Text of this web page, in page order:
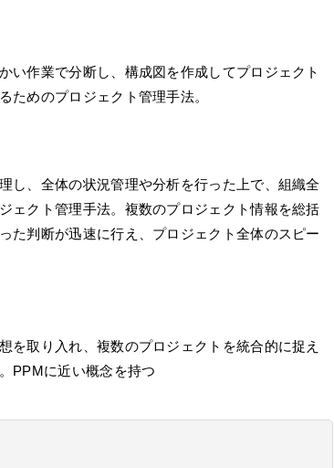
い作業で分断し、構成図を作成してプロジェクト
ためのプロジェクト管理手法。
し、全体の状況管理や分析を行った上で、組織全
ェクト管理手法。複数のプロジェクト情報を総括
た判断が迅速に行え、プロジェクト全体のスピー
を取り入れ、複数のプロジェクトを統合的に捉え
PPMに近い概念を持つ